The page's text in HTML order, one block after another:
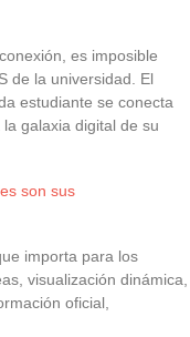
es imposible
de la universidad. El
estudiante se conecta
galaxia digital de su
son sus
importa para los
visualización dinámica,
oficial,